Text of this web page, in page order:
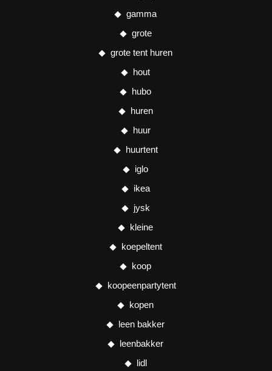
gamma
grote
grote tent huren
hout
hubo
huren
huur
huurtent
iglo
ikea
jysk
kleine
koepeltent
koop
koopeenpartytent
kopen
leen bakker
leenbakker
lidl